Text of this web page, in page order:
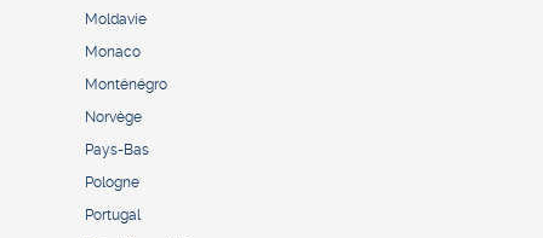
Moldavie
Monaco
Monténégro
Norvège
Pays-Bas
Pologne
Portugal